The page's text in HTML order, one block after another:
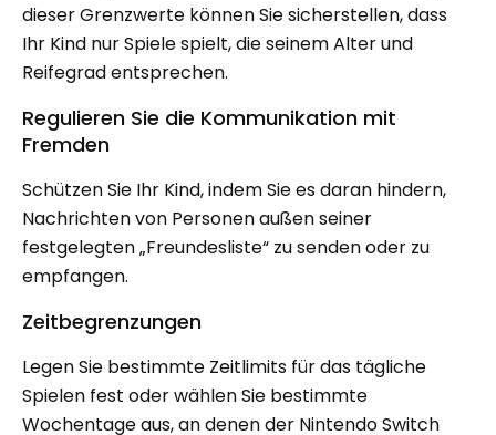
dieser Grenzwerte können Sie sicherstellen, dass
Ihr Kind nur Spiele spielt, die seinem Alter und
Reifegrad entsprechen.
Regulieren Sie die Kommunikation mit
Fremden
Schützen Sie Ihr Kind, indem Sie es daran hindern,
Nachrichten von Personen außen seiner
festgelegten „Freundesliste“ zu senden oder zu
empfangen.
Zeitbegrenzungen
Legen Sie bestimmte Zeitlimits für das tägliche
Spielen fest oder wählen Sie bestimmte
Wochentage aus, an denen der Nintendo Switch